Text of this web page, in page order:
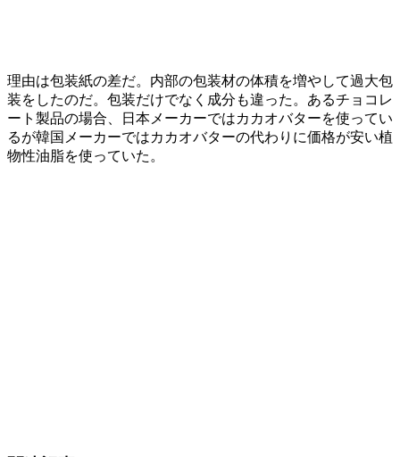
理由は包装紙の差だ。内部の包装材の体積を増やして過大包
装をしたのだ。包装だけでなく成分も違った。あるチョコレ
ート製品の場合、日本メーカーではカカオバターを使ってい
るが韓国メーカーではカカオバターの代わりに価格が安い植
物性油脂を使っていた。